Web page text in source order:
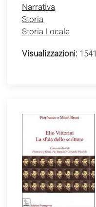
Narrativa
Storia
Storia Locale
Visualizzazioni: 1541